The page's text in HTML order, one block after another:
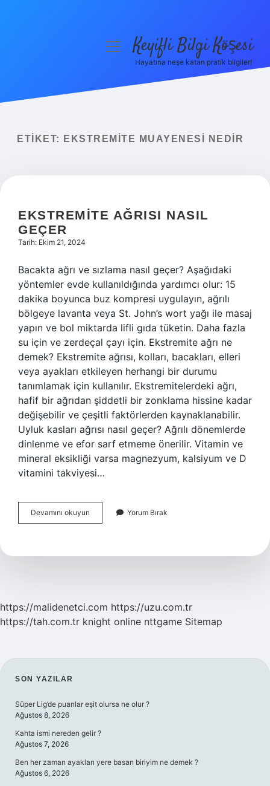
Yasal Uyarı
menüyüKeyifli Bilgi Köşesi
Hayatına neşe katan pratik bilgiler!
ETIKET: EKSTREMITE MUAYENESI NEDIR
EKSTREMITE AĞRISI NASIL
GEÇER
Tarih: Ekim 21, 2024
Bacakta ağrı ve sızlama nasıl geçer? Aşağıdaki
yöntemler evde kullanıldığında yardımcı olur: 15
dakika boyunca buz kompresi uygulayın, ağrılı
bölgeye lavanta veya St. John’s wort yağı ile masaj
yapın ve bol miktarda lifli gıda tüketin. Daha fazla
su için ve zerdeçal çayı için. Ekstremite ağrı ne
demek? Ekstremite ağrısı, kolları, bacakları, elleri
veya ayakları etkileyen herhangi bir durumu
tanımlamak için kullanılır. Ekstremitelerdeki ağrı,
hafif bir ağrıdan şiddetli bir zonklama hissine kadar
değişebilir ve çeşitli faktörlerden kaynaklanabilir.
Uyluk kasları ağrısı nasıl geçer? Ağrılı dönemlerde
dinlenme ve efor sarf etmeme önerilir. Vitamin ve
mineral eksikliği varsa magnezyum, kalsiyum ve D
vitamini takviyesi…
Devamını okuyun Ekstremite
Ağrısı
Yorum Bırak
https://malidenetci.com https://uzu.com.tr
https://tah.com.tr knight online nttgame Sitemap
SIDEBAR
SON YAZILAR
Süper Lig’de puanlar eşit olursa ne olur ?
Ağustos 8, 2026
Kahta ismi nereden gelir ?
Ağustos 7, 2026
Ben her zaman ayakları yere basan biriyim ne demek ?
Ağustos 6, 2026